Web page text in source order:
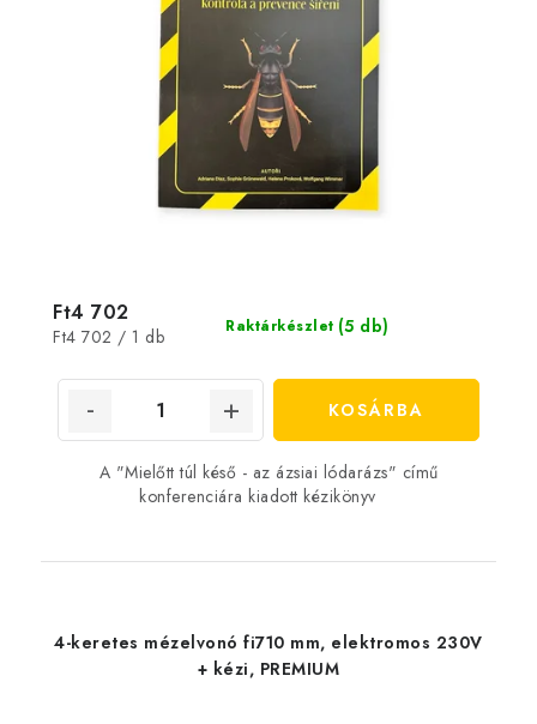
Raktárkészlet (5 db)
Ft4 702
Egységár:
Ft4 702 / 1 db
KOSÁRBA
A "Mielőtt túl késő - az ázsiai lódarázs" című
konferenciára kiadott kézikönyv
4-keretes mézelvonó fi710 mm, elektromos 230V
+ kézi, PREMIUM